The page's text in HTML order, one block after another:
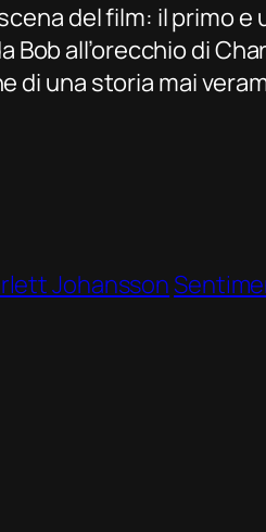
del film: il primo e
all’orecchio di
di una storia mai
Johansson